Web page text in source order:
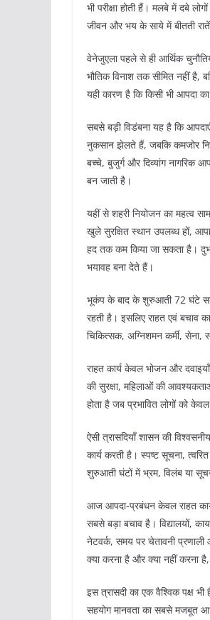
भी परीक्षा होती हैं। मलबे में दबे
जीवन और भय के साये में बीतती
वेनेजुएला पहले से ही आर्थिक
भौतिक विनाश तक सीमित नहीं है,
यही कारण है कि किसी भी आपदा
सबसे बड़ी विडंबना यह है कि
नुकसान झेलते हैं, जबकि कमजोर
बच्चे, बुजुर्ग और दिव्यांग नागरिक
बन जाती है।
यहीं से शहरी नियोजन का महत्व
खुले सुरक्षित स्थान उपलब्ध हों,
हद तक कम किया जा सकता है।
भयावह बना देते हैं।
भूकंप के बाद के शुरुआती 72 घंटे
रहती है। इसलिए राहत एवं बचाव
चिकित्सक, अग्निशमन कर्मी,
राहत कार्य केवल भोजन और
की सुरक्षा, महिलाओं की
होता है जब प्रभावित लोगों को
ऐसी त्रासदियाँ शासन की
कार्य करती है। स्पष्ट सूचना,
शुरुआती घंटों में भ्रम, विलंब या
आज आपदा-प्रबंधन केवल राहत
सबसे बड़ा बचाव है। विद्यालयों,
नेटवर्क, समय पर चेतावनी
क्या करना है और क्या नहीं करना है,
इस त्रासदी का एक वैश्विक पक्ष भी
सहयोग मानवता का सबसे मजबूत